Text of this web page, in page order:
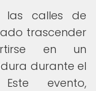
las calles de
trascender
en un
durante el
evento,